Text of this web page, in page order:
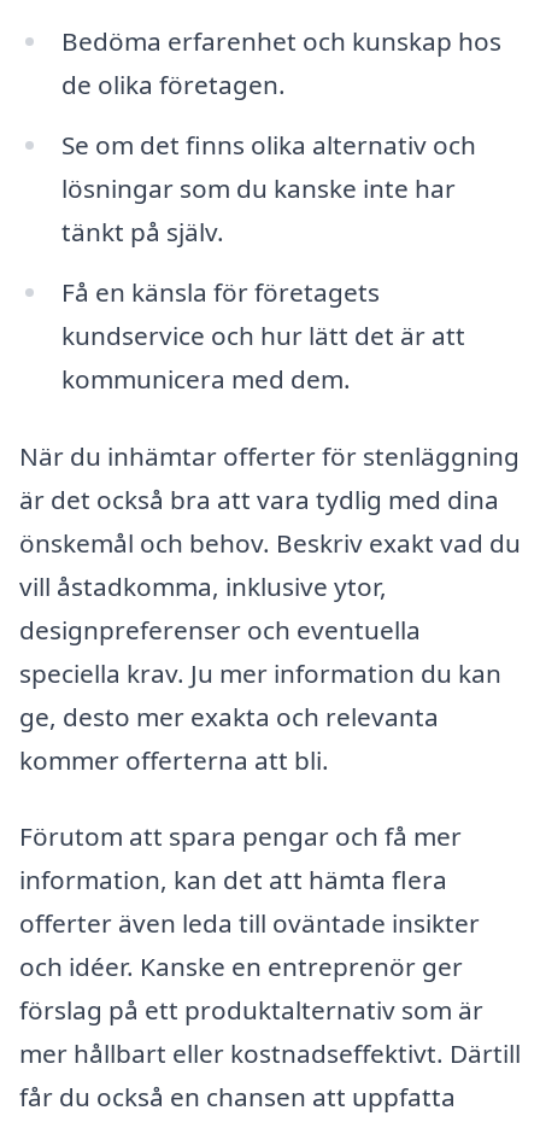
Bedöma erfarenhet och kunskap hos
de olika företagen.
Se om det finns olika alternativ och
lösningar som du kanske inte har
tänkt på själv.
Få en känsla för företagets
kundservice och hur lätt det är att
kommunicera med dem.
När du inhämtar offerter för stenläggning
är det också bra att vara tydlig med dina
önskemål och behov. Beskriv exakt vad du
vill åstadkomma, inklusive ytor,
designpreferenser och eventuella
speciella krav. Ju mer information du kan
ge, desto mer exakta och relevanta
kommer offerterna att bli.
Förutom att spara pengar och få mer
information, kan det att hämta flera
offerter även leda till oväntade insikter
och idéer. Kanske en entreprenör ger
förslag på ett produktalternativ som är
mer hållbart eller kostnadseffektivt. Därtill
får du också en chansen att uppfatta